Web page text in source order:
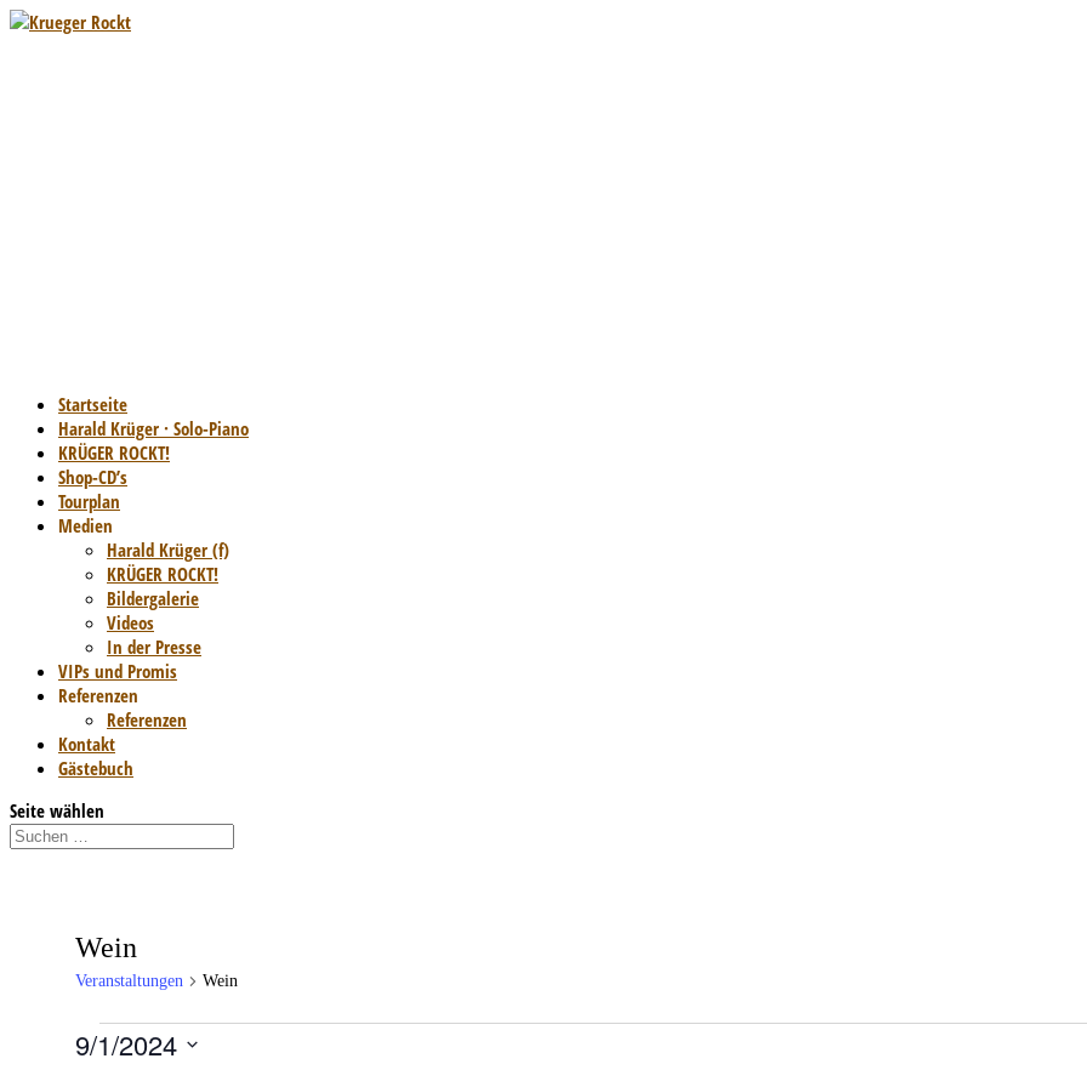
Startseite
Harald Krüger · Solo-Piano
KRÜGER ROCKT!
Shop-CD’s
Tourplan
Medien
Harald Krüger (f)
KRÜGER ROCKT!
Bildergalerie
Videos
In der Presse
VIPs und Promis
Referenzen
Referenzen
Kontakt
Gästebuch
Seite wählen
Wein
Veranstaltungen Wein
Veranstaltungen
9/1/2024